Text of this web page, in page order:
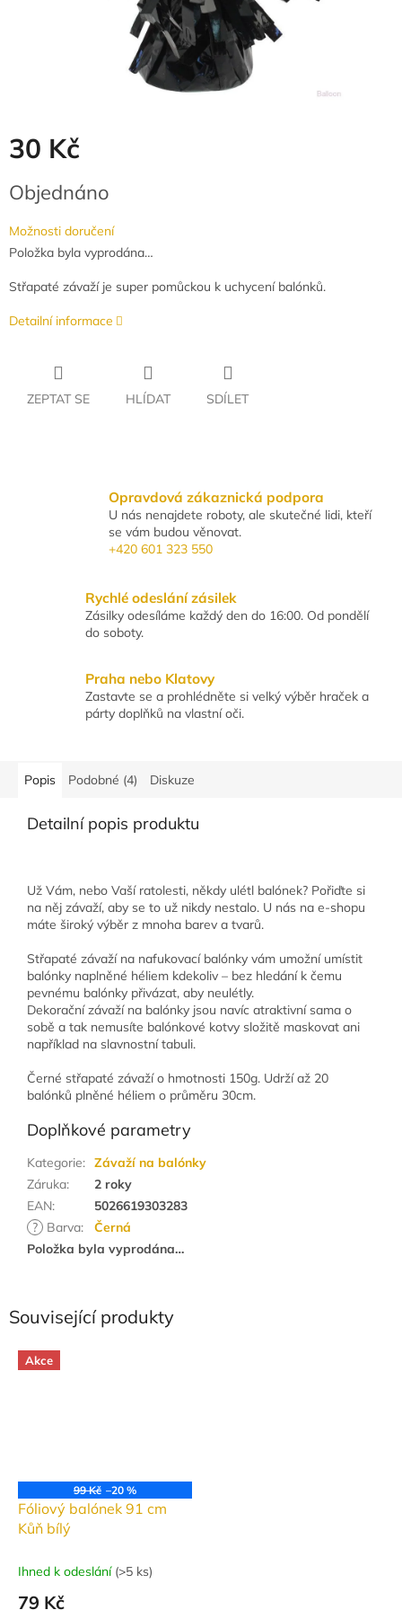
30 Kč
cena:
Objednáno
Možnosti doručení
Položka byla vyprodána…
Střapaté závaží je super pomůckou k uchycení balónků.
Detailní informace
ZEPTAT SE HLÍDAT SDÍLET
Opravdová zákaznická podpora
U nás nenajdete roboty, ale skutečné lidi, kteří
se vám budou věnovat.
+420 601 323 550
Rychlé odeslání zásilek
Zásilky odesíláme každý den do 16:00. Od pondělí
do soboty.
Praha nebo Klatovy
Zastavte se a prohlédněte si velký výběr hraček a
párty doplňků na vlastní oči.
Související produkty
Akce
99 Kč –20 %
Fóliový balónek 91 cm
Kůň bílý
Ihned k odeslání (>5 ks)
79 Kč
Popis Podobné (4) Diskuze
Detailní popis produktu
Už Vám, nebo Vaší ratolesti, někdy ulétl balónek? Pořiďte si
na něj závaží, aby se to už nikdy nestalo. U nás na e-shopu
máte široký výběr z mnoha barev a tvarů.
Střapaté závaží na nafukovací balónky vám umožní umístit
balónky naplněné héliem kdekoliv – bez hledání k čemu
pevnému balónky přivázat, aby neulétly.
Dekorační závaží na balónky jsou navíc atraktivní sama o
sobě a tak nemusíte balónkové kotvy složitě maskovat ani
například na slavnostní tabuli.
Černé střapaté závaží o hmotnosti 150g. Udrží až 20
balónků plněné héliem o průměru 30cm.
Doplňkové parametry
Kategorie: Závaží na balónky
Záruka:
2 roky
EAN:
5026619303283
?
Barva:
Černá
Položka byla vyprodána…